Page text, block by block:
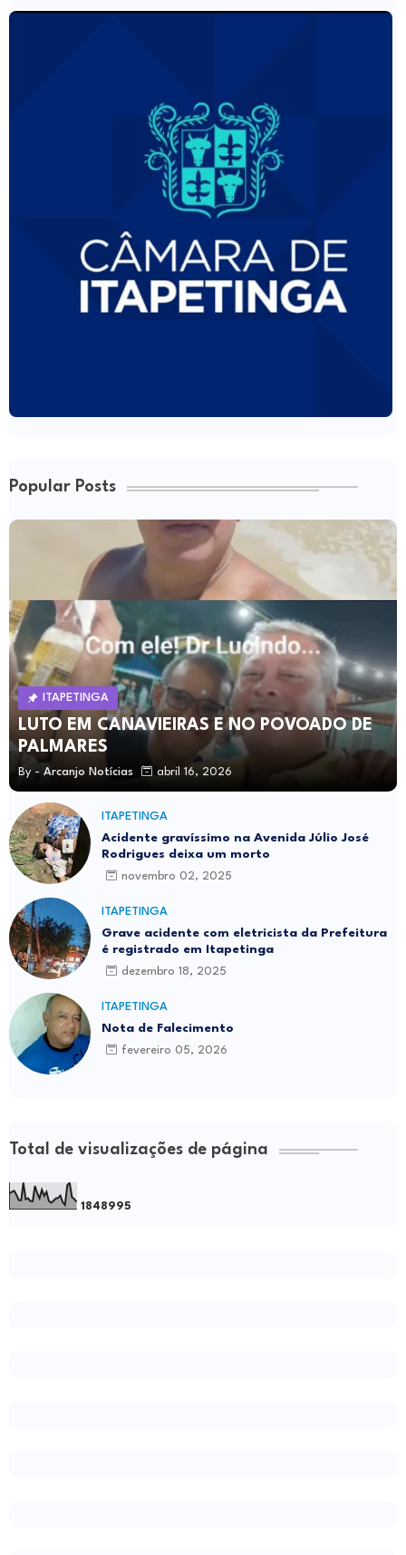
Popular Posts
ITAPETINGA
LUTO EM CANAVIEIRAS E NO POVOADO DE
PALMARES
By - Arcanjo Notícias abril 16, 2026
ITAPETINGA
Acidente gravíssimo na Avenida Júlio José
Rodrigues deixa um morto
novembro 02, 2025
ITAPETINGA
Grave acidente com eletricista da Prefeitura
é registrado em Itapetinga
dezembro 18, 2025
ITAPETINGA
Nota de Falecimento
fevereiro 05, 2026
Total de visualizações de página
1 848995